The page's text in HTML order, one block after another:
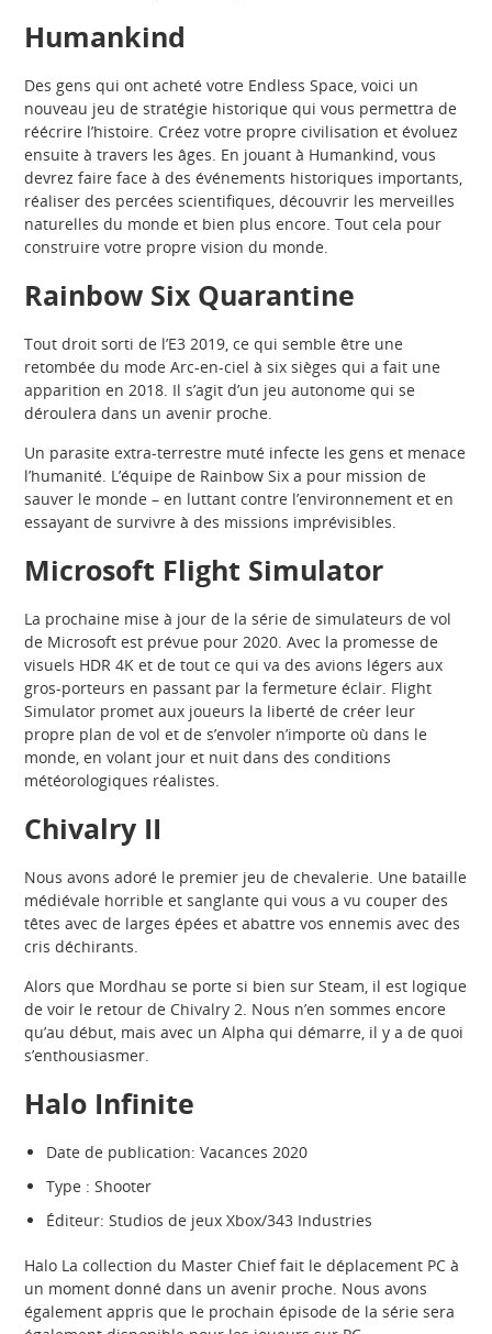
Humankind
Des gens qui ont acheté votre Endless Space, voici un
nouveau jeu de stratégie historique qui vous permettra de
réécrire l’histoire. Créez votre propre civilisation et évoluez
ensuite à travers les âges. En jouant à Humankind, vous
devrez faire face à des événements historiques importants,
réaliser des percées scientifiques, découvrir les merveilles
naturelles du monde et bien plus encore. Tout cela pour
construire votre propre vision du monde.
Rainbow Six Quarantine
Tout droit sorti de l’E3 2019, ce qui semble être une
retombée du mode Arc-en-ciel à six sièges qui a fait une
apparition en 2018. Il s’agit d’un jeu autonome qui se
déroulera dans un avenir proche.
Un parasite extra-terrestre muté infecte les gens et menace
l’humanité. L’équipe de Rainbow Six a pour mission de
sauver le monde – en luttant contre l’environnement et en
essayant de survivre à des missions imprévisibles.
Microsoft Flight Simulator
La prochaine mise à jour de la série de simulateurs de vol
de Microsoft est prévue pour 2020. Avec la promesse de
visuels HDR 4K et de tout ce qui va des avions légers aux
gros-porteurs en passant par la fermeture éclair. Flight
Simulator promet aux joueurs la liberté de créer leur
propre plan de vol et de s’envoler n’importe où dans le
monde, en volant jour et nuit dans des conditions
météorologiques réalistes.
Chivalry II
Nous avons adoré le premier jeu de chevalerie. Une bataille
médiévale horrible et sanglante qui vous a vu couper des
têtes avec de larges épées et abattre vos ennemis avec des
cris déchirants.
Alors que Mordhau se porte si bien sur Steam, il est logique
de voir le retour de Chivalry 2. Nous n’en sommes encore
qu’au début, mais avec un Alpha qui démarre, il y a de quoi
s’enthousiasmer.
Halo Infinite
Date de publication: Vacances 2020
Type : Shooter
Éditeur: Studios de jeux Xbox/343 Industries
Halo La collection du Master Chief fait le déplacement PC à
un moment donné dans un avenir proche. Nous avons
également appris que le prochain épisode de la série sera